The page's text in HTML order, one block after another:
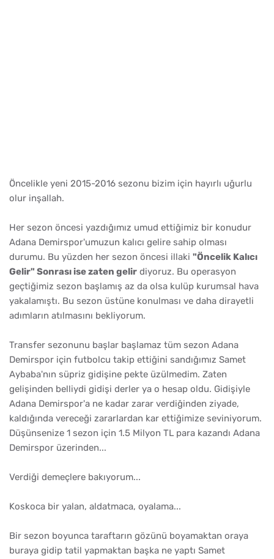
Öncelikle yeni 2015-2016 sezonu bizim için hayırlı uğurlu
olur inşallah.
Her sezon öncesi yazdığımız umud ettiğimiz bir konudur
Adana Demirspor'umuzun kalıcı gelire sahip olması
durumu. Bu yüzden her sezon öncesi illaki "Öncelik Kalıcı
Gelir" Sonrası ise zaten gelir diyoruz. Bu operasyon
geçtiğimiz sezon başlamış az da olsa kulüp kurumsal hava
yakalamıştı. Bu sezon üstüne konulması ve daha dirayetli
adımların atılmasını bekliyorum.
Transfer sezonunu başlar başlamaz tüm sezon Adana
Demirspor için futbolcu takip ettiğini sandığımız Samet
Aybaba'nın süpriz gidişine pekte üzülmedim. Zaten
gelişinden belliydi gidişi derler ya o hesap oldu. Gidişiyle
Adana Demirspor'a ne kadar zarar verdiğinden ziyade,
kaldığında vereceği zararlardan kar ettiğimize seviniyorum.
Düşünsenize 1 sezon için 1.5 Milyon TL para kazandı Adana
Demirspor üzerinden...
Verdiği demeçlere bakıyorum...
Koskoca bir yalan, aldatmaca, oyalama...
Bir sezon boyunca taraftarın gözünü boyamaktan oraya
buraya gidip tatil yapmaktan başka ne yaptı Samet